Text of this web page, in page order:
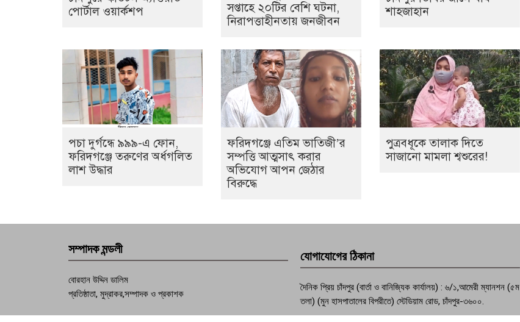
পোর্টাল ওয়ার্কশপ
সপ্তাহে ২০টির বেশি ঘটনা,
নিরাপত্তাহীনতায় জনজীবন
শাহজাহান
পচা দুর্গন্ধে ৯৯৯-এ ফোন,
ফরিদগঞ্জে তরুণের অর্ধগলিত
লাশ উদ্ধার
ফরিদগঞ্জে এতিম ভাতিজী’র
সম্পত্তি আত্মসাৎ করার
অভিযোগ আপন জেঠার
বিরুদ্ধে
পুত্রবধূকে তালাক দিতে
সাজানো মামলা শ্বশুরের!
সম্পাদক মন্ডলী
বোরহান উদ্দিন ডালিম
প্রতিষ্ঠাতা, মুদ্রাকর,সম্পাদক ও প্রকাশক
যোগাযোগের ঠিকানা
দৈনিক প্রিয় চাঁদপুর (বার্তা ও বানিজ্যিক কার্যালয়) : ৬/১,আমেরী ম্যানশন (৫ম
তলা) (মুন হাসপাতালের বিপরীতে) স্টেডিয়াম রোড, চাঁদপুর-৩৬০০.